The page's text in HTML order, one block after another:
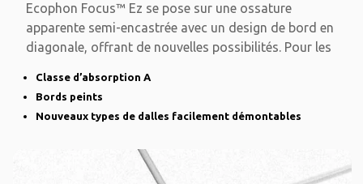
Ecophon Focus™ Ez se pose sur une ossature
apparente semi-encastrée avec un design de bord en
diagonale, offrant de nouvelles possibilités. Pour les
Classe d’absorption A
Bords peints
Nouveaux types de dalles facilement démontables